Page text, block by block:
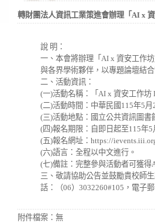
轉財團法人資訊工業策進會辦理「AI x
說 明：
一、本會將辦理「AI x 資安工作
與各界學術夥伴，以專題論壇結
二、活動資訊：
(一)活動名稱：「AI x 資安工作坊
(二)活動時間：中華民國115年5月
(三)活動地點：國立公共資訊圖
(四)報名期限：自即日起至115年5
(五)報名網址：https://
(六)語言：全程以中文進行。
(七)備註：完整參與活動者可獲
三、敬請協助公告並鼓勵貴校師
話：（06）3032260#105，電子
附件檔案： 無